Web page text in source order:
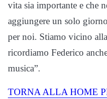
vita sia importante e che
aggiungere un solo
per noi. Stiamo vicino
ricordiamo Federico
musica”.
TORNA ALLA HOME